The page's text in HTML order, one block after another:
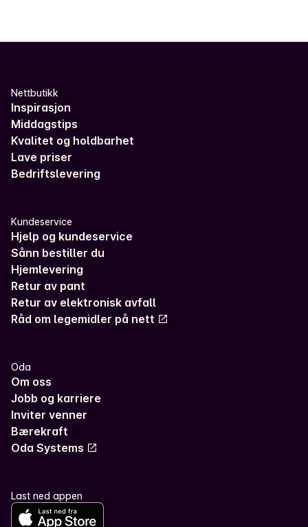
Nettbutikk
Inspirasjon
Middagstips
Kvalitet og holdbarhet
Lave priser
Bedriftslevering
Kundeservice
Hjelp og kundeservice
Sånn bestiller du
Hjemlevering
Retur av pant
Retur av elektronisk avfall
Råd om legemidler på nett
Oda
Om oss
Jobb og karriere
Inviter venner
Bærekraft
Oda Systems
Last ned appen